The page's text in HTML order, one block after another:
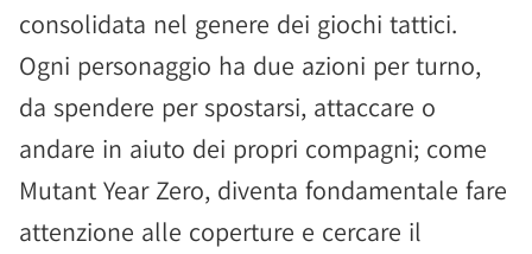
consolidata nel genere dei giochi tattici.
Ogni personaggio ha due azioni per turno,
da spendere per spostarsi, attaccare o
andare in aiuto dei propri compagni; come
Mutant Year Zero, diventa fondamentale fare
attenzione alle coperture e cercare il